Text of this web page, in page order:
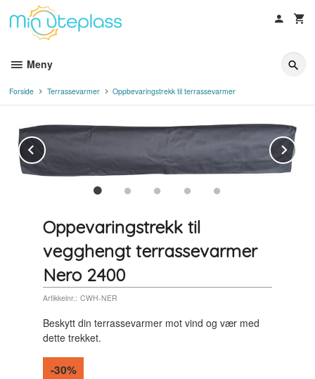
innholdet
Meny
Forside Terrassevarmer Oppbevaringstrekk til terrassevarmer
Prev
Oppevaringstrekk til
vegghengt terrassevarmer
Nero 2400
Artikkelnr.: CWH-NER
Beskytt din terrassevarmer mot vind og vær med
dette trekket.
-30%